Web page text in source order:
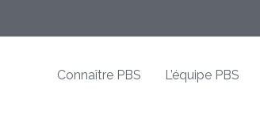
Connaître PBS L’équipe PBS